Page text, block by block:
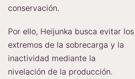
conservación.
Por ello, Heijunka busca evitar los
extremos de la sobrecarga y la
inactividad mediante la
nivelación de la producción.